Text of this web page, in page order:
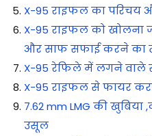
X-95 राइफल का परिचय
X-95 राइफल को खोलना
और साफ सफाई करने का
X-95 रेफिले में लगने वाले
X-95 राइफल से फायर
7.62 mm LMG की
उसूल